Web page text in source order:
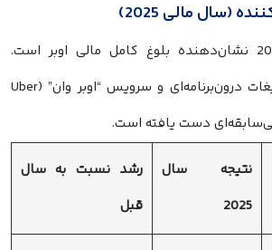
(سال مالی 2025)
گزارش‌های فوریه 2026 نشان‌دهنده بلوغ کامل مالی اوبر است.
شرکت با تمرکز بر تبلیغات درون‌برنامه‌ای و سرویس “اوبر وان” (Uber
نتیجه سال
2025
رشد نسبت به سال
قبل